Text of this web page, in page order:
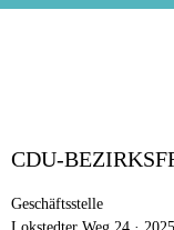
CDU-
Geschäftsstelle